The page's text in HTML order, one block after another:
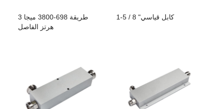
3 طريقة 698-3800 ميجا
هرتز الفاصل
1-5 / 8 "كابل قياسي